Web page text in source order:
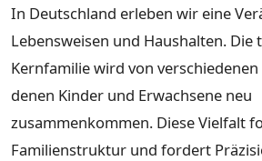
In Deutschland erleben wir eine
Lebensweisen und Haushalten. Die
Kernfamilie wird von
denen Kinder und Erwachsene neu
zusammenkommen. Diese Vielfalt
Familienstruktur und fordert